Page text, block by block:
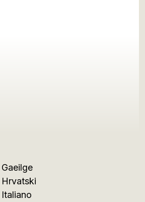
Gaeilge
Hrvatski
Italiano